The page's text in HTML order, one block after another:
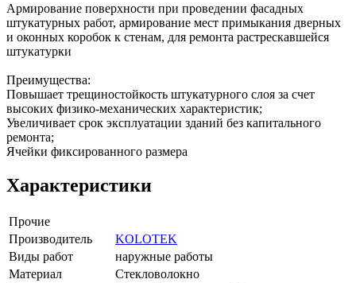
Армирование поверхности при проведении фасадных
штукатурных работ, армирование мест примыкания дверных
и оконных коробок к стенам, для ремонта растрескавшейся
штукатурки
Преимущества:
Повышает трещиностойкость штукатурного слоя за счет
высоких физико-механических характеристик;
Увеличивает срок эксплуатации зданий без капитального
ремонта;
Ячейки фиксированного размера
Характеристики
Прочие
Производитель
KOLOTEK
Виды работ
наружные работы
Материал
Стекловолокно